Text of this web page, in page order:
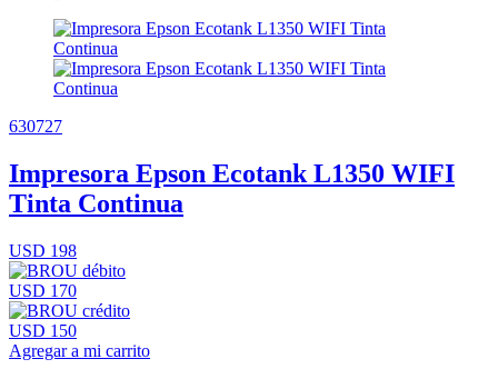
630727
Impresora Epson Ecotank L1350 WIFI
Tinta Continua
USD 198
USD 170
USD 150
Agregar a mi carrito